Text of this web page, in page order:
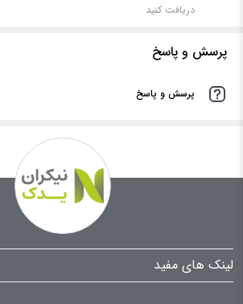
دریافت کنید
پرسش و پاسخ
پرسش و پاسخ
لینک های مفید